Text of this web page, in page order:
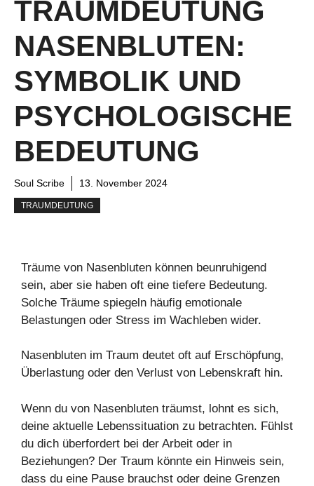
TRAUMDEUTUNG
NASENBLUTEN:
SYMBOLIK UND
PSYCHOLOGISCHE
BEDEUTUNG
Soul Scribe 13. November 2024
TRAUMDEUTUNG
Träume von Nasenbluten können beunruhigend
sein, aber sie haben oft eine tiefere Bedeutung.
Solche Träume spiegeln häufig emotionale
Belastungen oder Stress im Wachleben wider.
Nasenbluten im Traum deutet oft auf Erschöpfung,
Überlastung oder den Verlust von Lebenskraft hin.
Wenn du von Nasenbluten träumst, lohnt es sich,
deine aktuelle Lebenssituation zu betrachten. Fühlst
du dich überfordert bei der Arbeit oder in
Beziehungen? Der Traum könnte ein Hinweis sein,
dass du eine Pause brauchst oder deine Grenzen